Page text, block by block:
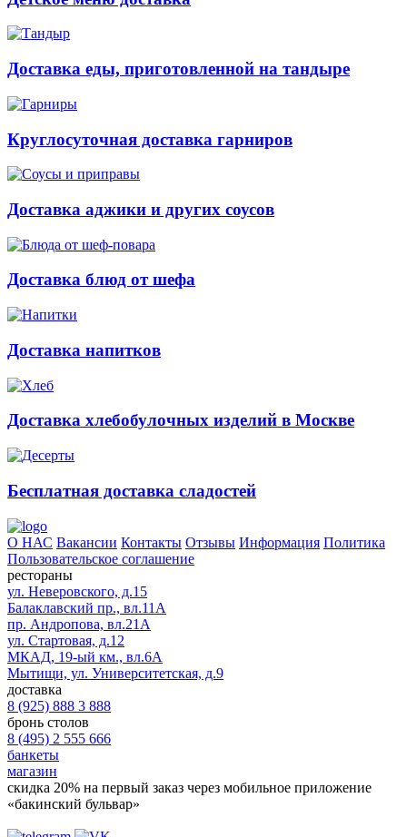
Доставка еды, приготовленной на тандыре
Круглосуточная доставка гарниров
Доставка аджики и других соусов
Доставка блюд от шефа
Доставка напитков
Доставка хлебобулочных изделий в Москве
Бесплатная доставка сладостей
О НАС Вакансии Контакты Отзывы Информация Политика
Пользовательское соглашение
рестораны
ул. Неверовского, д.15
Балаклавский пр., вл.11А
пр. Андропова, вл.21А
ул. Стартовая, д.12
МКАД, 19-ый км., вл.6А
Мытищи, ул. Университетская, д.9
доставка
8 (925) 888 3 888
бронь столов
8 (495) 2 555 666
банкеты
магазин
скидка 20% на первый заказ через мобильное приложение
«бакинский бульвар»